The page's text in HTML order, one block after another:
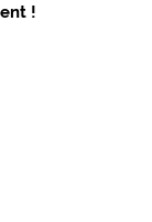
!